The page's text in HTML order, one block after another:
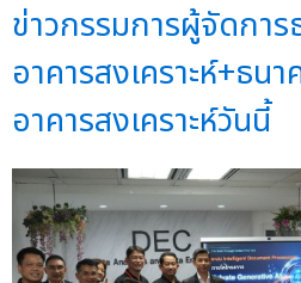
ข่าวกรรมการผู้จัดการ
อาคารสงเคราะห์+ธนา
อาคารสงเคราะห์วันนี้